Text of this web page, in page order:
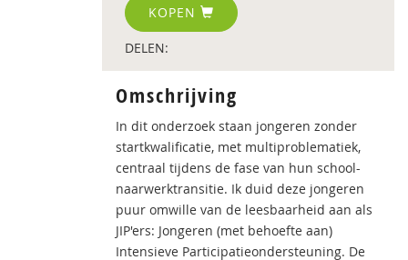
KOPEN
DELEN:
Omschrijving
In dit onderzoek staan jongeren zonder
startkwalificatie, met multiproblematiek,
centraal tijdens de fase van hun school-
naarwerktransitie. Ik duid deze jongeren
puur omwille van de leesbaarheid aan als
JIP'ers: Jongeren (met behoefte aan)
Intensieve Participatieondersteuning. De